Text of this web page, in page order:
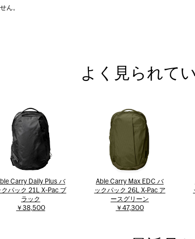
ん。
よく見られて
Carry Daily Plus バ
クパック 21L X-Pac ブ
ラック
￥38,500
Able Carry Max EDC バ
ックパック 26L X‐Pac ア
ースグリーン
￥47,300